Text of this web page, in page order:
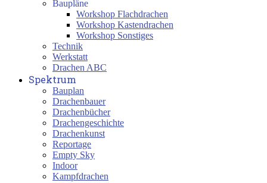
Baupläne
Workshop Flachdrachen
Workshop Kastendrachen
Workshop Sonstiges
Technik
Werkstatt
Drachen ABC
Spektrum
Bauplan
Drachenbauer
Drachenbücher
Drachengeschichte
Drachenkunst
Reportage
Empty Sky
Indoor
Kampfdrachen